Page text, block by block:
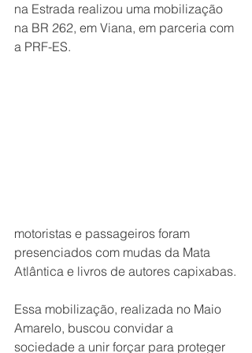
na Estrada realizou uma mobilização
na BR 262, em Viana, em parceria com
a PRF-ES.
motoristas e passageiros foram
presenciados com mudas da Mata
Atlântica e livros de autores capixabas.
Essa mobilização, realizada no Maio
Amarelo, buscou convidar a
sociedade a unir forçar para proteger